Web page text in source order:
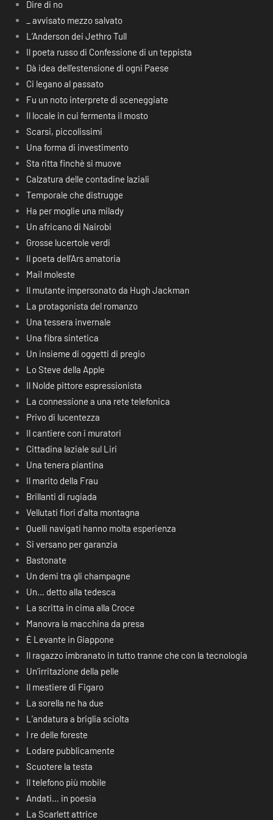
Dire di no
_ avvisato mezzo salvato
L’Anderson dei Jethro Tull
Il poeta russo di Confessione di un teppista
Dà idea dell’estensione di ogni Paese
Ci legano al passato
Fu un noto interprete di sceneggiate
Il locale in cui fermenta il mosto
Scarsi, piccolissimi
Una forma di investimento
Sta ritta finchè si muove
Calzatura delle contadine laziali
Temporale che distrugge
Ha per moglie una milady
Un africano di Nairobi
Grosse lucertole verdi
Il poeta dell’Ars amatoria
Mail moleste
Il mutante impersonato da Hugh Jackman
La protagonista del romanzo
Una tessera invernale
Una fibra sintetica
Un insieme di oggetti di pregio
Lo Steve della Apple
Il Nolde pittore espressionista
La connessione a una rete telefonica
Privo di lucentezza
Il cantiere con i muratori
Cittadina laziale sul Liri
Una tenera piantina
Il marito della Frau
Brillanti di rugiada
Vellutati fiori d’alta montagna
Quelli navigati hanno molta esperienza
Si versano per garanzia
Bastonate
Un demi tra gli champagne
Un… detto alla tedesca
La scritta in cima alla Croce
Manovra la macchina da presa
É Levante in Giappone
Il ragazzo imbranato in tutto tranne che con la tecnologia
Un’irritazione della pelle
Il mestiere di Figaro
La sorella ne ha due
L’andatura a briglia sciolta
I re delle foreste
Lodare pubblicamente
Scuotere la testa
Il telefono più mobile
Andati… in poesia
La Scarlett attrice